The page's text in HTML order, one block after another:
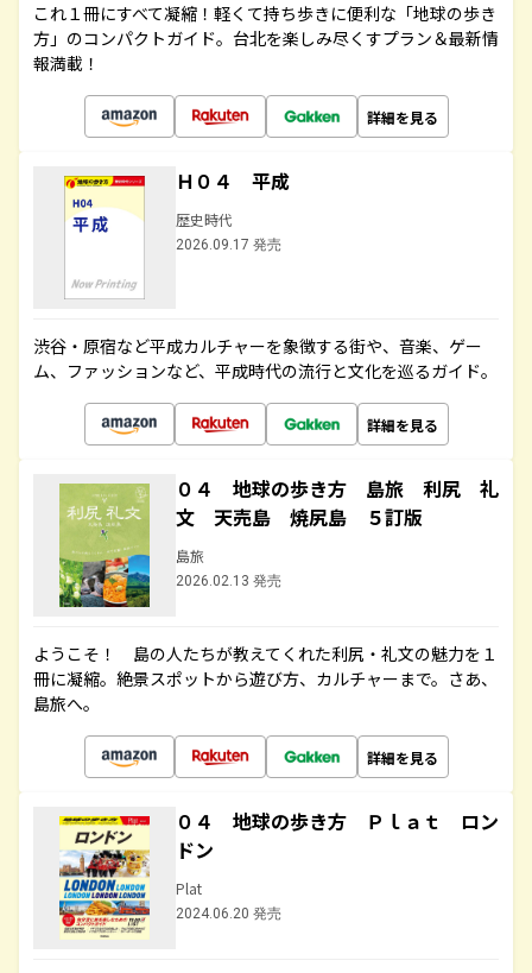
これ１冊にすべて凝縮！軽くて持ち歩きに便利な「地球の歩き
方」のコンパクトガイド。台北を楽しみ尽くすプラン＆最新情
報満載！
詳細を見る
Ｈ０４ 平成
歴史時代
2026.09.17 発売
渋谷・原宿など平成カルチャーを象徴する街や、音楽、ゲー
ム、ファッションなど、平成時代の流行と文化を巡るガイド。
詳細を見る
０４ 地球の歩き方 島旅 利尻 礼
文 天売島 焼尻島 ５訂版
島旅
2026.02.13 発売
ようこそ！ 島の人たちが教えてくれた利尻・礼文の魅力を１
冊に凝縮。絶景スポットから遊び方、カルチャーまで。さあ、
島旅へ。
詳細を見る
０４ 地球の歩き方 Ｐｌａｔ ロン
ドン
Plat
2024.06.20 発売